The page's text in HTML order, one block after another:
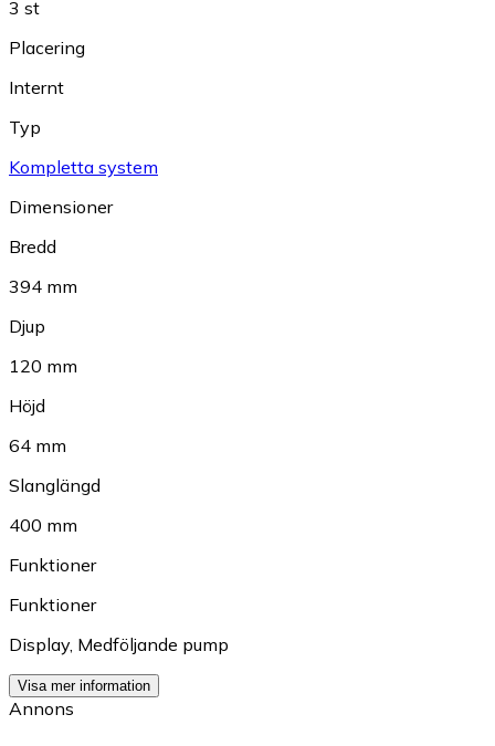
3 st
Placering
Internt
Typ
Kompletta system
Dimensioner
Bredd
394 mm
Djup
120 mm
Höjd
64 mm
Slanglängd
400 mm
Funktioner
Funktioner
Display, Medföljande pump
Visa mer information
Annons